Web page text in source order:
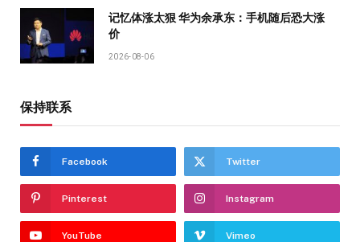
记忆体涨太狠 华为余承东：手机随后恐大涨
价
2026-08-06
保持联系
Facebook Twitter
Pinterest Instagram
YouTube Vimeo